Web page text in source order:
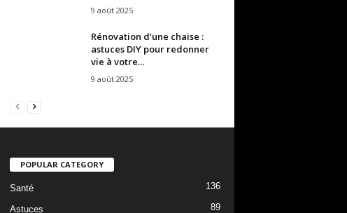
9 août 2025
Rénovation d’une chaise :
astuces DIY pour redonner
vie à votre...
9 août 2025
POPULAR CATEGORY
Santé 136
Astuces 89